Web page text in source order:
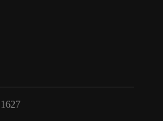
1627